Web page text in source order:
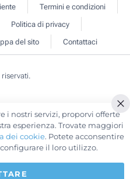
Termini e condizioni
Politica di privacy
del sito Contattaci
riservati.
i nostri servizi, proporvi offerte
esperienza. Trovate maggiori
dei cookie. Potete acconsentire
il loro utilizzo.